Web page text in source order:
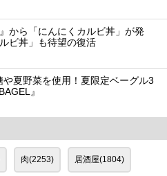
から「にんにくカルビ丼」が発
ビ丼」も待望の復活
夏野菜を使用！夏限定ベーグル3
』
肉(2253) 居酒屋(1804)